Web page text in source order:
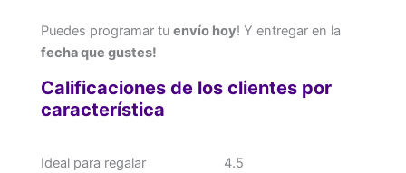
Puedes programar tu envío hoy! Y entregar en la
fecha que gustes!
Calificaciones de los clientes por
característica
Ideal para regalar
4.5